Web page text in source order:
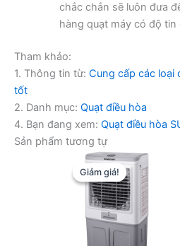
chắc chắn sẽ luôn đưa
hàng quạt máy có độ tin
Tham khảo:
1. Thông tin từ: Cung cấp các loại
tốt
2. Danh mục: Quạt điều hòa
4. Bạn đang xem: Quạt điều hòa
Sản phẩm tương tự
Giảm giá!
Giảm giá!